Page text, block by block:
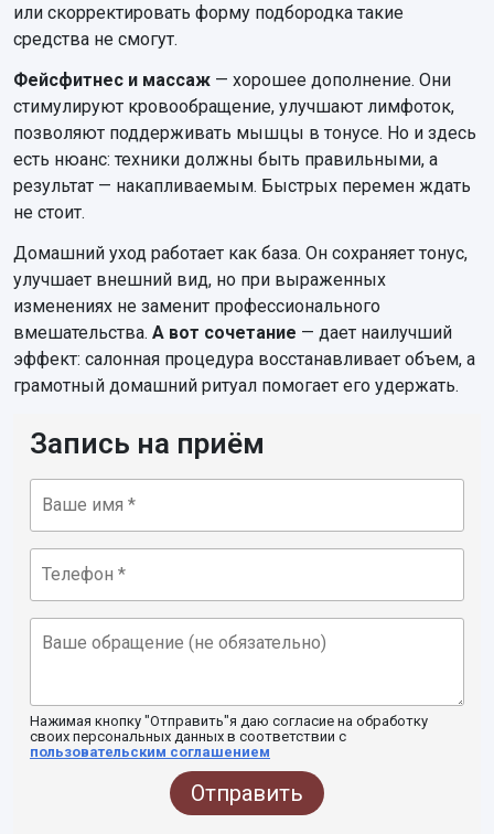
или скорректировать форму подбородка такие
средства не смогут.
Фейсфитнес и массаж — хорошее дополнение. Они
стимулируют кровообращение, улучшают лимфоток,
позволяют поддерживать мышцы в тонусе. Но и здесь
есть нюанс: техники должны быть правильными, а
результат — накапливаемым. Быстрых перемен ждать
не стоит.
Домашний уход работает как база. Он сохраняет тонус,
улучшает внешний вид, но при выраженных
изменениях не заменит профессионального
вмешательства. А вот сочетание — дает наилучший
эффект: салонная процедура восстанавливает объем, а
грамотный домашний ритуал помогает его удержать.
Запись на приём
Нажимая кнопку "Отправить"я даю согласие на обработку
своих персональных данных в соответствии с
пользовательским соглашением
Отправить